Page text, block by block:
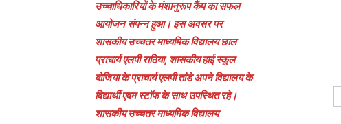
उच्चाधिकारियों के मंशानुरूप कैंप का सफल
आयोजन संपन्न हुआ। इस अवसर पर
शासकीय उच्चतर माध्यमिक विद्यालय छाल
प्राचार्य एलपी राठिया, शासकीय हाई स्कूल
बोजिया के प्राचार्य एलपी तांडे अपने विद्यालय के
विद्यार्थी एवम स्टॉफ के साथ उपस्थित रहे।
शासकीय उच्चतर माध्यमिक विद्यालय